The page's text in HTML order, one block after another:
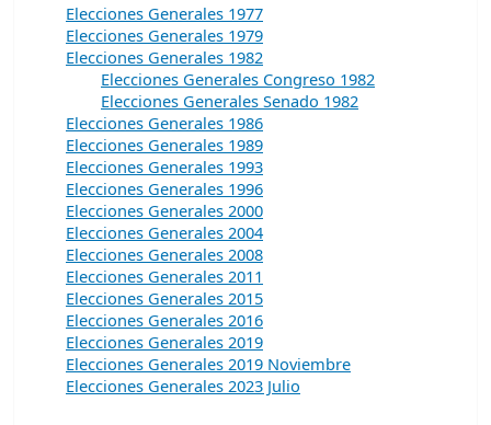
Elecciones Generales 1977
Elecciones Generales 1979
Elecciones Generales 1982
Elecciones Generales Congreso 1982
Elecciones Generales Senado 1982
Elecciones Generales 1986
Elecciones Generales 1989
Elecciones Generales 1993
Elecciones Generales 1996
Elecciones Generales 2000
Elecciones Generales 2004
Elecciones Generales 2008
Elecciones Generales 2011
Elecciones Generales 2015
Elecciones Generales 2016
Elecciones Generales 2019
Elecciones Generales 2019 Noviembre
Elecciones Generales 2023 Julio